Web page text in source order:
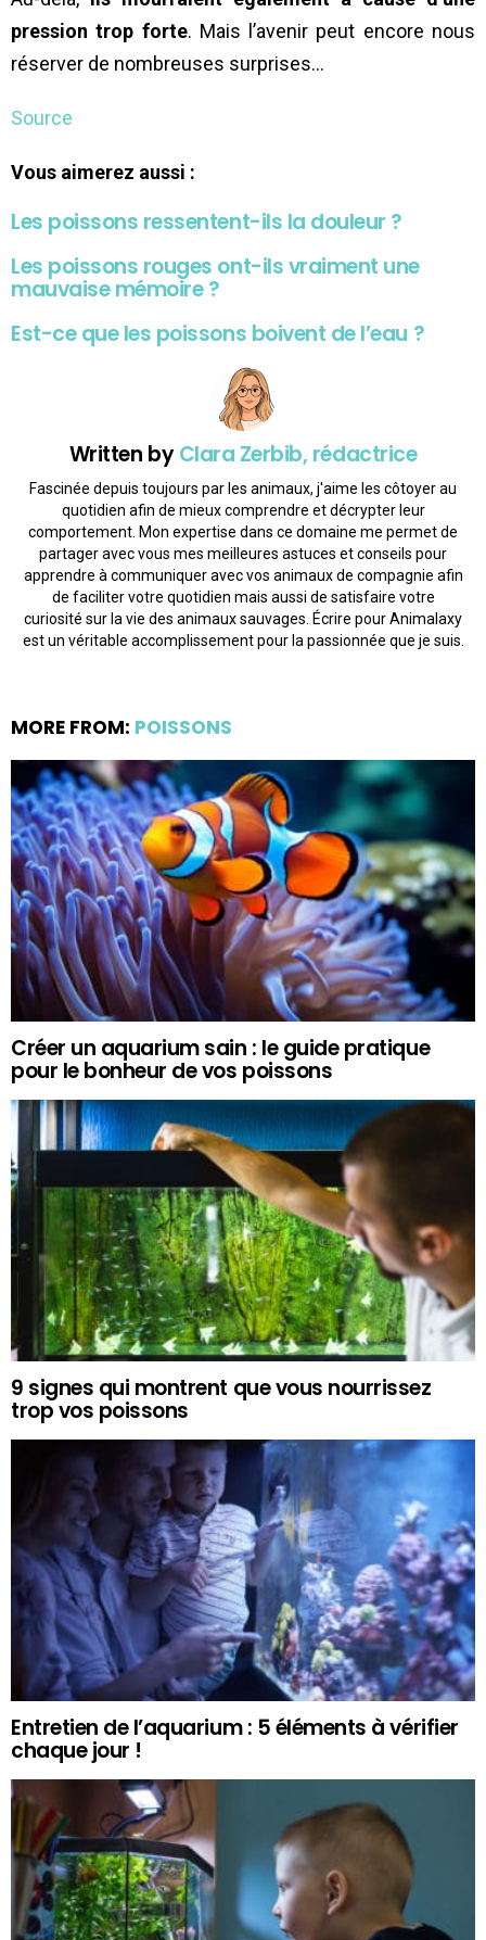
pression trop forte. Mais l’avenir peut encore nous
réserver de nombreuses surprises…
Source
Vous aimerez aussi :
Les poissons ressentent-ils la douleur ?
Les poissons rouges ont-ils vraiment une
mauvaise mémoire ?
Est-ce que les poissons boivent de l’eau ?
Written byClara Zerbib, rédactrice
Fascinée depuis toujours par les animaux, j'aime les côtoyer au
quotidien afin de mieux comprendre et décrypter leur
comportement. Mon expertise dans ce domaine me permet de
partager avec vous mes meilleures astuces et conseils pour
apprendre à communiquer avec vos animaux de compagnie afin
de faciliter votre quotidien mais aussi de satisfaire votre
curiosité sur la vie des animaux sauvages. Écrire pour Animalaxy
est un véritable accomplissement pour la passionnée que je suis.
MORE FROM: POISSONS
Créer un aquarium sain : le guide pratique
pour le bonheur de vos poissons
9 signes qui montrent que vous nourrissez
trop vos poissons
Entretien de l’aquarium : 5 éléments à vérifier
chaque jour !